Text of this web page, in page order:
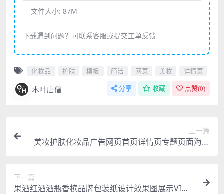
文件大小: 87M
下载遇到问题？可联系客服或提交工单反馈
化妆品 护肤 模板 简洁 网页 美妆 详情页
木叶唐僧 分享 收藏 点赞(0)
上一篇
美妆护肤化妆品广告网页首页详情页专题页面海报
下一篇
果酒红酒酒瓶香槟品牌包装纸设计效果图展示VI贴